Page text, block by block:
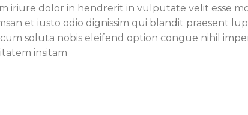
iriure dolor in hendrerit in vulputate velit esse
et iusto odio dignissim qui blandit praesent
soluta nobis eleifend option congue nihil
insitam